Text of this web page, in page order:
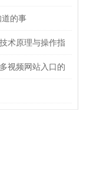
观看工业智能
的事
术原理与操作指
视频网站入口的